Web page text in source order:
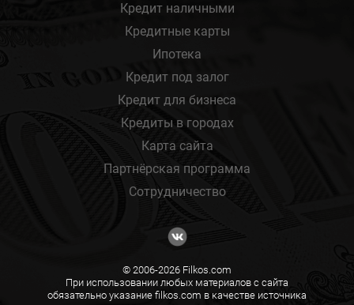
Кредит наличными
Кредитные карты
Ипотека
Кредит под залог
Кредит для бизнеса
Кредиты в городах
Карта сайта
Партнёрская программа
Сотрудничество
© 2006-2026 Filkos.com
При использовании любых материалов с сайта
обязательно указание filkos.com в качестве источника